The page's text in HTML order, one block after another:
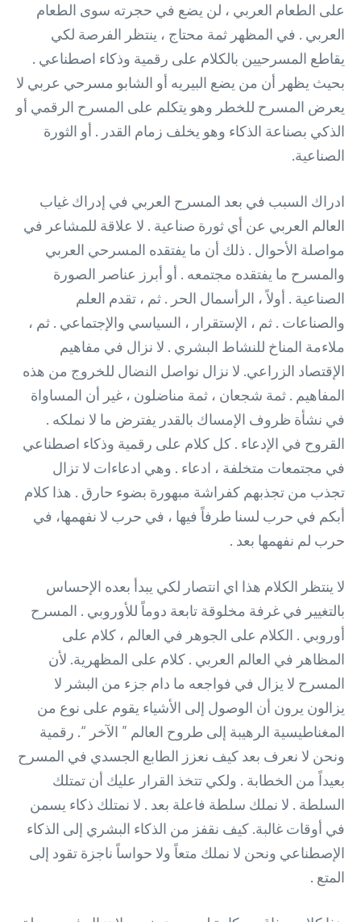
على الطعام العربي ، لن يضع في حجرته سوى الطعام
العربي . في المظهر ثمة محتاج ، ينتظر الفرصة لكي
يقاطع المسرحيين بالكلام على رقمية وذكاء اصطناعي .
بحيث يظهر أن من يضع البيريه أو الشابو مسرحي عربي لا
يعرض المسرح للخطر وهو يتكلم على المسرح الرقمي أو
الذكي بصناعة الذكاء وهو يخلف زمام القدر . أو الثورة
الصناعية.
ادراك السبب في بعد المسرح العربي في إدراك غياب
العالم العربي عن أي ثورة صناعية . لا علاقة للمشاعر في
مواصلة الأحوال . ذلك أن ما يفتقده المسرحي العربي
والمسرح ما يفتقده مجتمعه . أو أبرز عناصر الصورة
الصناعية . أولاً ، الرأسمال الحر . ثم ، تقدم العلم
والصناعات . ثم ، الإستقرار ، السياسي والإجتماعي . ثم ،
ملاءمة المناخ للنشاط البشري . لا نزال في مفاهيم
الإقتصاد الزراعي. لا نزال نواصل النضال للخروج من هذه
المفاهيم . ثمة شجعان ، ثمة مناضلون ، غير أن المساواة
في نشأة ظروف الإمساك بالقدر يفترض ما لا نملكه .
القروح في الإدعاء . كل كلام على رقمية وذكاء اصطناعي
في مجتمعات متخلفة ، ادعاء . وهي ادعاءات لا تزال
تجذب من تجذبهم كفراشة مبهورة بضوء حارق . هذا كلام
أبكم في حرب لسنا طرفاً فيها ، في حرب لا نفهمها، في
حرب لم نفهمها بعد .
لا ينتظر الكلام هذا اي انتصار لكي يبدأ بعده الإحساس
بالتغيير في غرفة مخلوقة تابعة دوماً للأوروبي . المسرح
أوروبي . الكلام على الجوهر في العالم ، كلام على
المظاهر في العالم العربي . كلام على المظهرية. لأن
المسرح لا يزال في فواجعه ما دام جزء من البشر لا
يزالون يرون أن الوصول إلى الأشياء يقوم على نوع من
المغناطيسية الرهيبة إلى طروح العالم ” الآخر “. رقمية
ونحن لا نعرف بعد كيف نعزز الطابع الجسدي في المسرح
بعيداً من الخطابة . ولكي تتخذ القرار عليك أن تمتلك
السلطة . لا نملك سلطة فاعلة بعد . لا نمتلك ذكاء يسمن
في أوقات غالبة. كيف نقفز من الذكاء البشري إلى الذكاء
الإصطناعي ونحن لا نملك متعاً ولا حواساً ناجزة تقود إلى
المتع .